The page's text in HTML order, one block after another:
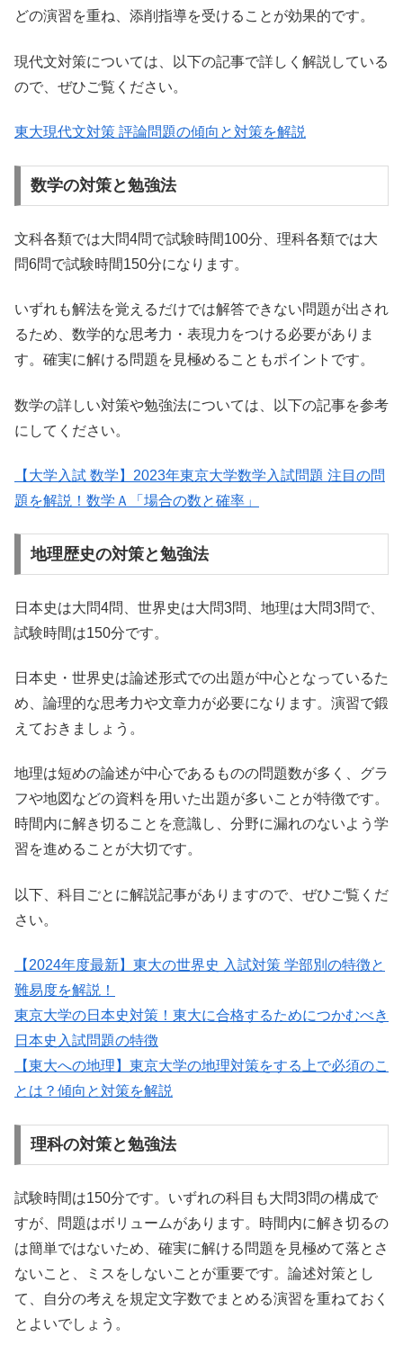
どの演習を重ね、添削指導を受けることが効果的です。
現代文対策については、以下の記事で詳しく解説している
ので、ぜひご覧ください。
東大現代文対策 評論問題の傾向と対策を解説
数学の対策と勉強法
文科各類では大問4問で試験時間100分、理科各類では大
問6問で試験時間150分になります。
いずれも解法を覚えるだけでは解答できない問題が出され
るため、数学的な思考力・表現力をつける必要がありま
す。確実に解ける問題を見極めることもポイントです。
数学の詳しい対策や勉強法については、以下の記事を参考
にしてください。
【大学入試 数学】2023年東京大学数学入試問題 注目の問
題を解説！数学Ａ「場合の数と確率」
地理歴史の対策と勉強法
日本史は大問4問、世界史は大問3問、地理は大問3問で、
試験時間は150分です。
日本史・世界史は論述形式での出題が中心となっているた
め、論理的な思考力や文章力が必要になります。演習で鍛
えておきましょう。
地理は短めの論述が中心であるものの問題数が多く、グラ
フや地図などの資料を用いた出題が多いことが特徴です。
時間内に解き切ることを意識し、分野に漏れのないよう学
習を進めることが大切です。
以下、科目ごとに解説記事がありますので、ぜひご覧くだ
さい。
【2024年度最新】東大の世界史 入試対策 学部別の特徴と
難易度を解説！
東京大学の日本史対策！東大に合格するためにつかむべき
日本史入試問題の特徴
【東大への地理】東京大学の地理対策をする上で必須のこ
とは？傾向と対策を解説
理科の対策と勉強法
試験時間は150分です。いずれの科目も大問3問の構成で
すが、問題はボリュームがあります。時間内に解き切るの
は簡単ではないため、確実に解ける問題を見極めて落とさ
ないこと、ミスをしないことが重要です。論述対策とし
て、自分の考えを規定文字数でまとめる演習を重ねておく
とよいでしょう。